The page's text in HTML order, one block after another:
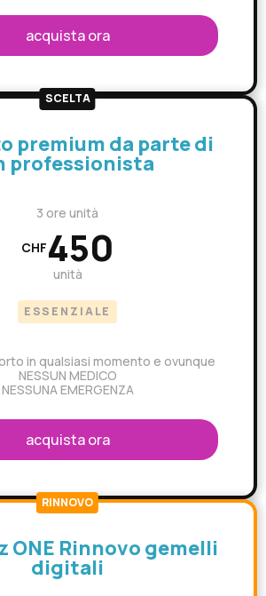
acquista ora
SCELTA
premium da parte di
professionista
3 ore unità
CHF450
unità
ESSENZIALE
in qualsiasi momento e ovunque
NESSUN MEDICO
NESSUNA EMERGENZA
acquista ora
RINNOVO
ONE Rinnovo gemelli
digitali